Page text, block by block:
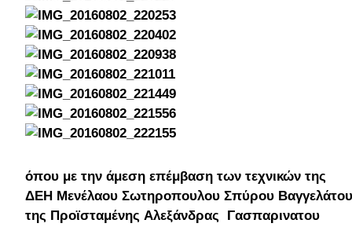
όπου με την άμεση επέμβαση των τεχνικών της
ΔΕΗ Μενέλαου Σωτηροπουλου Σπύρου
της Προϊσταμένης Αλεξάνδρας Γασπαρινατου